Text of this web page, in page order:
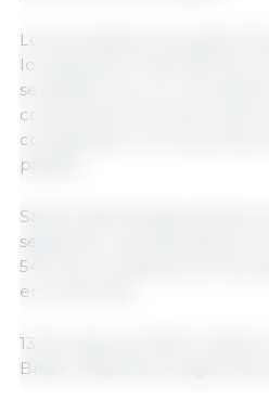
Los principales mercados
los ingresos), China (19,5 %) y
se destacó con un
compras de carne de cerdo
comparación con los
pasado.
Santa Catarina sigue siendo
segmento, representando el
54 % de los ingresos de las
en el periodo.
13 de mayo de 2025 |
Brasil | https://